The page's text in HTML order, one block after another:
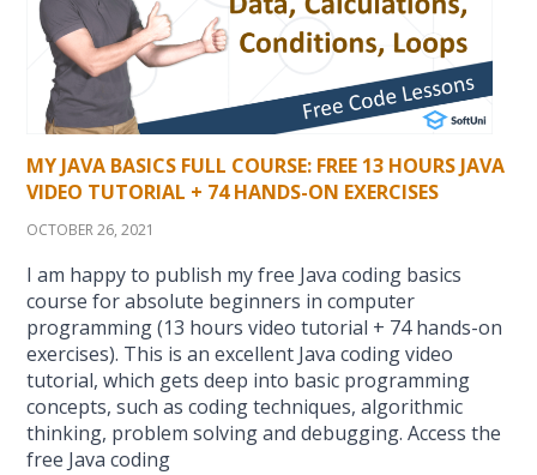
MY JAVA BASICS FULL COURSE: FREE 13 HOURS JAVA
VIDEO TUTORIAL + 74 HANDS-ON EXERCISES
OCTOBER 26, 2021
I am happy to publish my free Java coding basics
course for absolute beginners in computer
programming (13 hours video tutorial + 74 hands-on
exercises). This is an excellent Java coding video
tutorial, which gets deep into basic programming
concepts, such as coding techniques, algorithmic
thinking, problem solving and debugging. Access the
free Java coding